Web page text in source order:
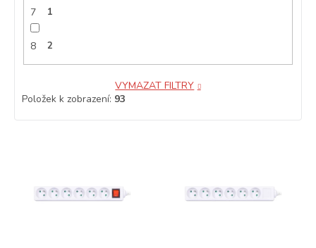
7 1
8 2
VYMAZAT FILTRY
Položek k zobrazení: 93